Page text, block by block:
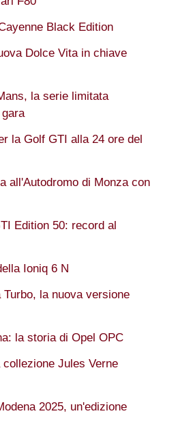
Black Edition
Dolce Vita in chiave
la serie limitata
la Golf GTI alla 24 ore del
all'Autodromo di Monza con
Edition 50: record al
Ioniq 6 N
la nuova versione
la storia di Opel OPC
Jules Verne
2025, un'edizione